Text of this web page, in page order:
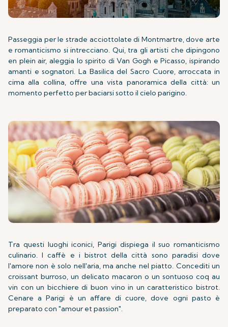
Passeggia per le strade acciottolate di Montmartre, dove arte
e romanticismo si intrecciano. Qui, tra gli artisti che dipingono
en plein air, aleggia lo spirito di Van Gogh e Picasso, ispirando
amanti e sognatori. La Basilica del Sacro Cuore, arroccata in
cima alla collina, offre una vista panoramica della città: un
momento perfetto per baciarsi sotto il cielo parigino.
Tra questi luoghi iconici, Parigi dispiega il suo romanticismo
culinario. I caffè e i bistrot della città sono paradisi dove
l'amore non è solo nell'aria, ma anche nel piatto. Concediti un
croissant burroso, un delicato macaron o un sontuoso coq au
vin con un bicchiere di buon vino in un caratteristico bistrot.
Cenare a Parigi è un affare di cuore, dove ogni pasto è
preparato con "amour et passion".